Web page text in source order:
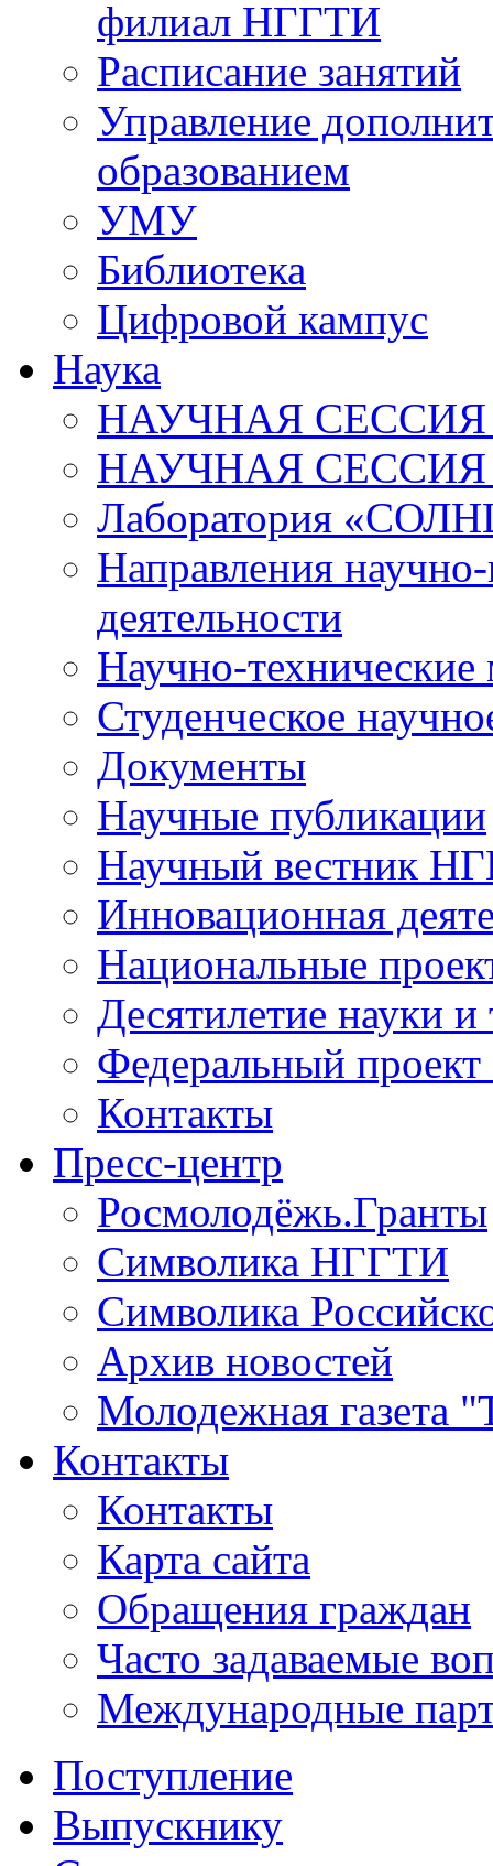
филиал НГГТИ
Расписание занятий
Управление
образованием
УМУ
Библиотека
Цифровой кампус
Наука
НАУЧНАЯ СЕССИЯ
НАУЧНАЯ
Лаборатория
Направления научно-
деятельности
Научно-технические
Студенческое
Документы
Научные публикации
Научный вестник
Инновационная
Национальные
Десятилетие науки и
Федеральный
Контакты
Пресс-центр
Росмолодёжь.Гранты
Символика НГГТИ
Символика
Архив новостей
Молодежная газета
Контакты
Контакты
Карта сайта
Обращения граждан
Часто задаваемые
Международные
Поступление
Выпускнику